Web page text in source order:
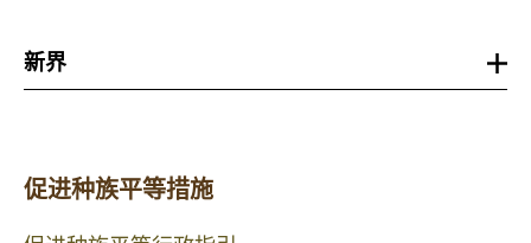
新界
促进种族平等措施